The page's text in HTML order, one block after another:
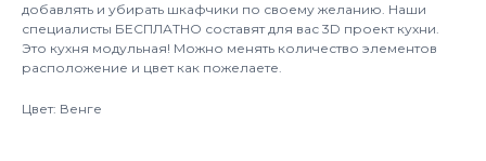
добавлять и убирать шкафчики по своему желанию. Наши
специалисты БЕСПЛАТНО составят для вас 3D проект кухни.
Это кухня модульная! Можно менять количество элементов
расположение и цвет как пожелаете.
Цвет: Венге